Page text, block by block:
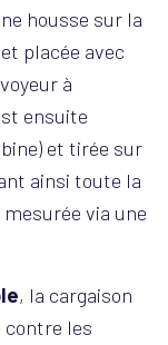
housse sur la
placée avec
à
ensuite
et tirée sur
ainsi toute la
via une
, la cargaison
contre les